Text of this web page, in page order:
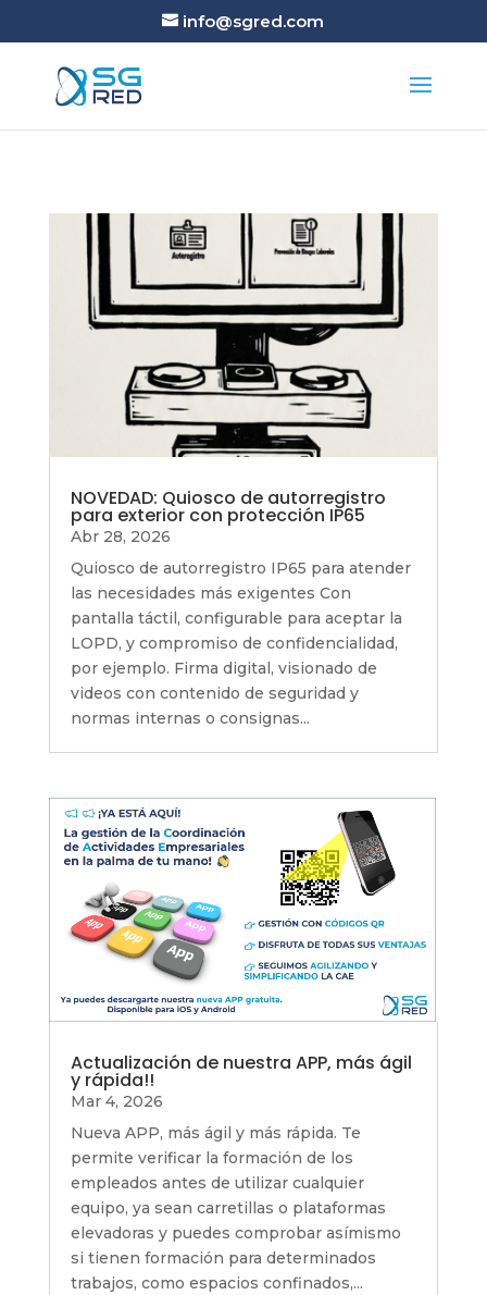
info@sgred.com
NOVEDAD: Quiosco de autorregistro
para exterior con protección IP65
Abr 28, 2026
Quiosco de autorregistro IP65 para atender
las necesidades más exigentes Con
pantalla táctil, configurable para aceptar la
LOPD, y compromiso de confidencialidad,
por ejemplo. Firma digital, visionado de
videos con contenido de seguridad y
normas internas o consignas...
Actualización de nuestra APP, más ágil
y rápida!!
Mar 4, 2026
Nueva APP, más ágil y más rápida. Te
permite verificar la formación de los
empleados antes de utilizar cualquier
equipo, ya sean carretillas o plataformas
elevadoras y puedes comprobar asímismo
si tienen formación para determinados
trabajos, como espacios confinados,...